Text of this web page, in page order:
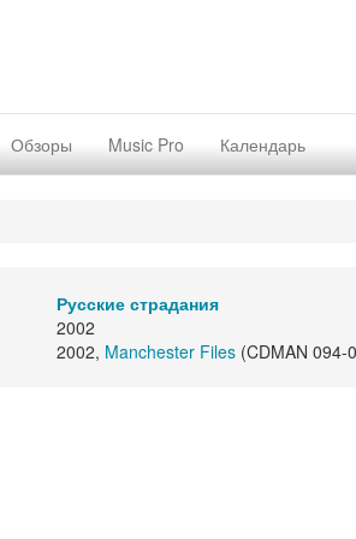
Обзоры Music Pro Календарь
Русские страдания
2002
2002, Manchester Files(CDMAN 094-